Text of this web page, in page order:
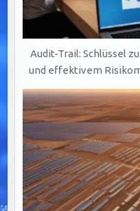
Audit-Trail: Schlüssel
und effektivem